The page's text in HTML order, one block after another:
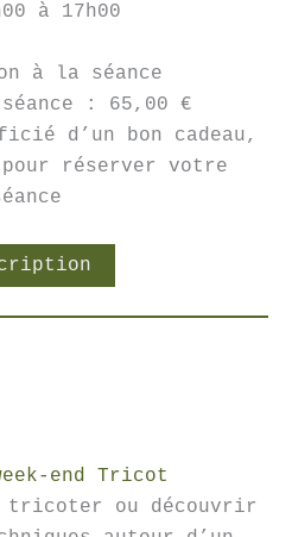
à 17h00
à la séance
: 65,00 €
d’un bon cadeau,
réserver votre
end Tricot
tricoter ou découvrir